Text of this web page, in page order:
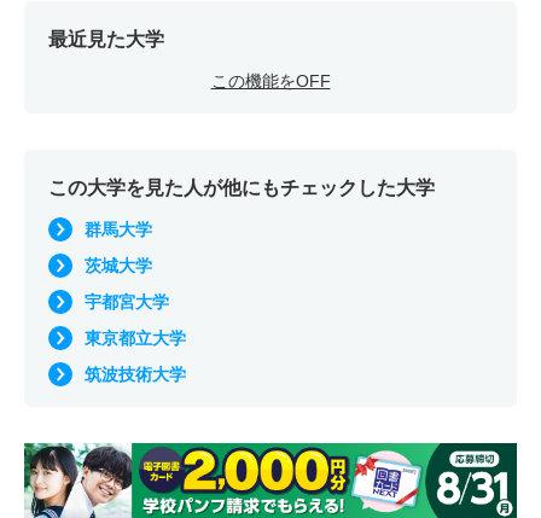
最近見た大学
この機能をOFF
この大学を見た人が他にもチェックした大学
群馬大学
茨城大学
宇都宮大学
東京都立大学
筑波技術大学